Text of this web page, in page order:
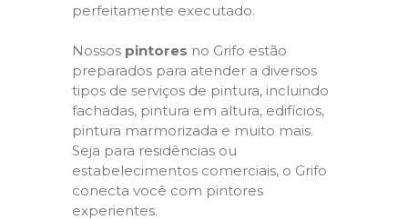
perfeitamente executado.
Nossos pintores no Grifo estão
preparados para atender a diversos
tipos de serviços de pintura, incluindo
fachadas, pintura em altura, edifícios,
pintura marmorizada e muito mais.
Seja para residências ou
estabelecimentos comerciais, o Grifo
conecta você com pintores
experientes.